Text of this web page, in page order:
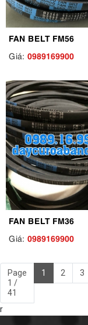
FAN BELT FM56
Giá: 0989169900
FAN BELT FM36
Giá: 0989169900
Page
1 /
41
1 2 3
r